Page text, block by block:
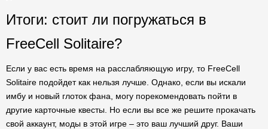
Итоги: стоит ли погружаться в
FreeCell Solitaire?
Если у вас есть время на расслабляющую игру, то FreeCell
Solitaire подойдет как нельзя лучше. Однако, если вы искали
имбу и новый глоток фана, могу порекомендовать пойти в
другие карточные квесты. Но если вы все же решите прокачать
свой аккаунт, моды в этой игре – это ваш лучший друг. Ваши